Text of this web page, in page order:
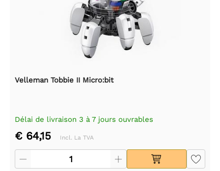
Velleman Tobbie II Micro:bit
Délai de livraison 3 à 7 jours ouvrables
€ 64,15 Incl. La TVA